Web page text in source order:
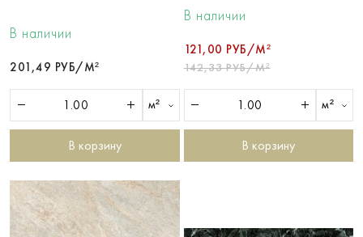
В наличии
201,49 РУБ/М²
м²
В корзину
В наличии
121,00 РУБ/М²
142,33 РУБ/М²
м²
В корзину